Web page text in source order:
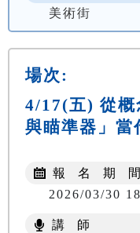
美術街
場次:
4/17(五) 從概
與瞄準器」當
報 名 期 間
2026/03/30
講 師